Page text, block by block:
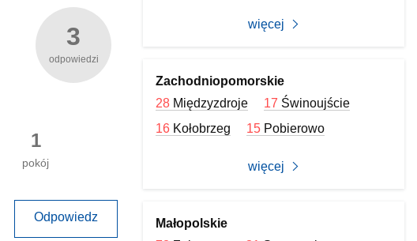
3
odpowiedzi
1
pokój
Odpowiedz
więcej
Zachodniopomorskie
28 Międzyzdroje 17 Świnoujście
16 Kołobrzeg 15 Pobierowo
więcej
Małopolskie